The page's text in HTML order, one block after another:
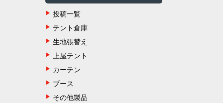
投稿一覧
テント倉庫
生地張替え
上屋テント
カーテン
ブース
その他製品